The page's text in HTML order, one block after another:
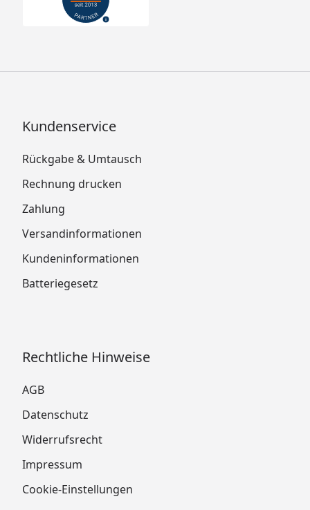
Kundenservice
Rückgabe & Umtausch
Rechnung drucken
Zahlung
Versandinformationen
Kundeninformationen
Batteriegesetz
Rechtliche Hinweise
AGB
Datenschutz
Widerrufsrecht
Impressum
Cookie-Einstellungen